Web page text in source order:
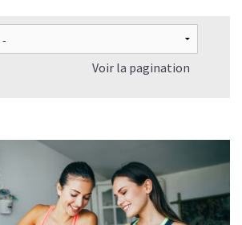
Voir la pagination